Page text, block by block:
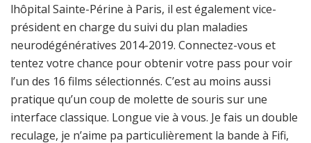
lhôpital Sainte-Périne à ­Paris, il est également vice-
président en charge du suivi du plan maladies
neurodégénératives 2014-2019. Connectez-vous et
tentez votre chance pour obtenir votre pass pour voir
l’un des 16 films sélectionnés. C’est au moins aussi
pratique qu’un coup de molette de souris sur une
interface classique. Longue vie à vous. Je fais un double
reculage, je n’aime pa particulièrement la bande à Fifi,